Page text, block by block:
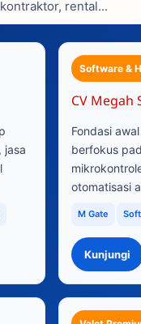
jasa
Software &
CV Megah
Fondasi
berfokus
otomatisasi
M Gate
Kunjungi